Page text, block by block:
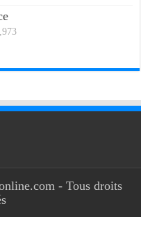
- Tous droits